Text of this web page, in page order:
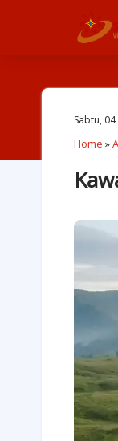
Sabtu,
Home »